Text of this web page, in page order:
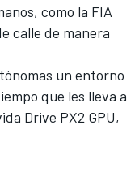
como la FIA
calle de manera
un entorno
que les lleva a
Drive PX2 GPU,